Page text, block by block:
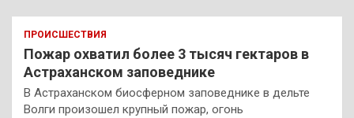
ПРОИСШЕСТВИЯ
Пожар охватил более 3 тысяч гектаров в
Астраханском заповеднике
В Астраханском биосферном заповеднике в дельте
Волги произошел крупный пожар, огонь